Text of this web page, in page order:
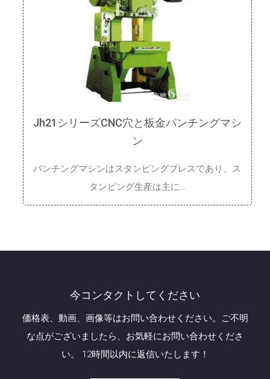
Jh21シリーズCNC穴と板金パンチングマシ
ン
パンチングマシンはスタンピングプレスであり、ス
タンピング生産は主に…
今コンタクトしてください
価格表、動画、画像等はお問い合わせください。ご不明
な点がございましたら、お気軽にお問い合わせくださ
い。 12時間以内に返信いたします！